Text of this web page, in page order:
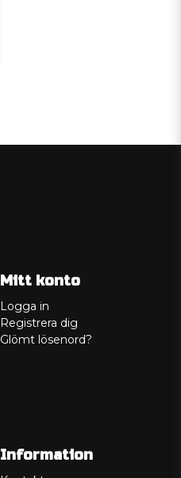
Mitt konto
Logga in
Registrera dig
Glömt lösenord?
Information